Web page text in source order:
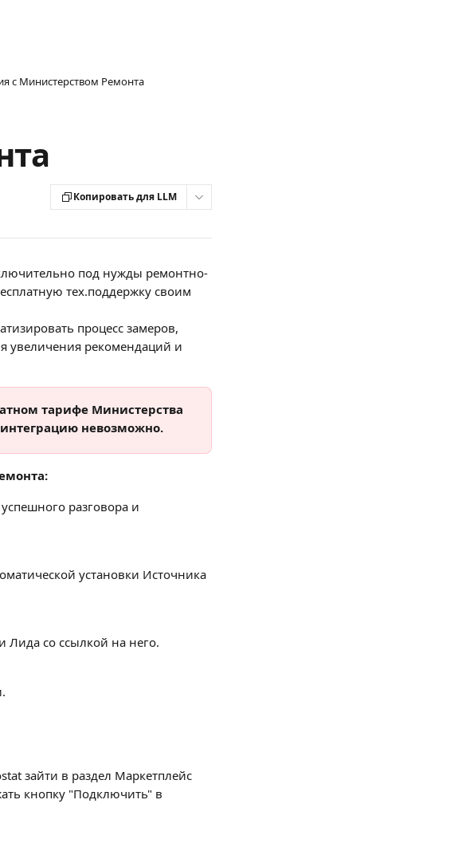
с Министерством Ремонта
Копировать для LLM
под нужды ремонтно-
тех.поддержку своим
процесс замеров,
увеличения рекомендаций и
тарифе Министерства
невозможно.
разговора и
установки Источника
Лида со ссылкой на него.
зайти в раздел Маркетплейс
кнопку "Подключить" в